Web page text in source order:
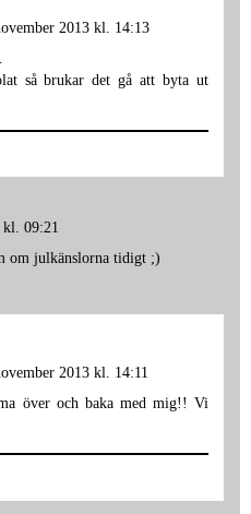
2013 kl. 14:13
så brukar det gå att byta ut
kl. 09:21
om julkänslorna tidigt ;)
2013 kl. 14:11
över och baka med mig!! Vi